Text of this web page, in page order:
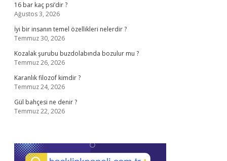
16 bar kaç psi’dir ?
Ağustos 3, 2026
İyi bir insanın temel özellikleri nelerdir ?
Temmuz 30, 2026
Kozalak şurubu buzdolabında bozulur mu ?
Temmuz 26, 2026
Karanlık filozof kimdir ?
Temmuz 24, 2026
Gül bahçesi ne denir ?
Temmuz 22, 2026